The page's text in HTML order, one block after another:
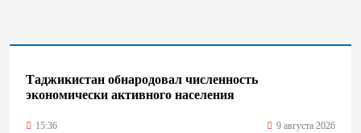
Таджикистан обнародовал численность
экономически активного населения
15:36 9 августа 2026